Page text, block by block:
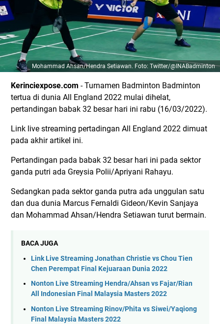
Mohammad Ahsan/Hendra Setiawan. Foto: Twitter/@INABadminton
Kerinciexpose.com - Turnamen Badminton Badminton
tertua di dunia All England 2022 mulai dihelat,
pertandingan babak 32 besar hari ini rabu (16/03/2022).
Link live streaming pertadingan All England 2022 dimuat
pada akhir artikel ini.
Pertandingan pada babak 32 besar hari ini pada sektor
ganda putri ada Greysia Polii/Apriyani Rahayu.
Sedangkan pada sektor ganda putra ada unggulan satu
dan dua dunia Marcus Fernaldi Gideon/Kevin Sanjaya
dan Mohammad Ahsan/Hendra Setiawan turut bermain.
BACA JUGA
Link Live Streaming Jonathan Christie vs Chou Tien
Chen Perempat Final Kejuaraan Dunia 2022
Nonton Live Streaming Hendra/Ahsan vs Fajar/Rian
All Indonesian Final Malaysia Masters 2022
Nonton Live Streaming Rinov/Phita vs Siwei/Yaqiong
Final Malaysia Masters 2022